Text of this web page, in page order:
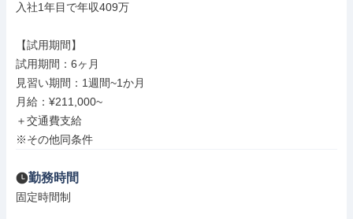
入社1年目で年収409万
【試用期間】
試用期間：6ヶ月
見習い期間：1週間~1か月
月給：¥211,000~
＋交通費支給
※その他同条件
勤務時間
固定時間制